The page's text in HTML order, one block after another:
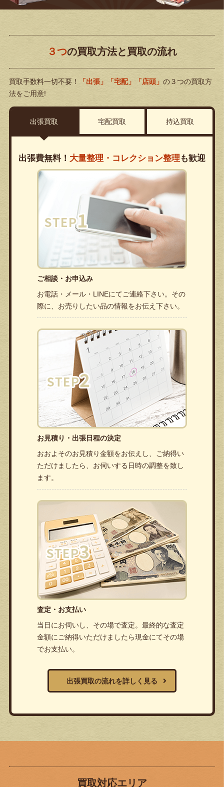
３つの買取方法と買取の流れ
買取手数料一切不要！ 「出張」「宅配」「店頭」 の３つの買取方
法をご用意!
出張買取 宅配買取 持込買取
出張費無料！ 大量整理・コレクション整理 も歓迎
ご相談・お申込み
お電話・メール・LINEにてご連絡下さい。その
際に、お売りしたい品の情報をお伝え下さい。
お見積り・出張日程の決定
おおよそのお見積り金額をお伝えし、ご納得い
ただけましたら、お伺いする日時の調整を致し
ます。
査定・お支払い
当日にお伺いし、その場で査定。最終的な査定
金額にご納得いただけましたら現金にてその場
でお支払い。
出張買取の流れを詳しく見る
買取対応エリア